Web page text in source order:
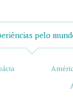
pelo